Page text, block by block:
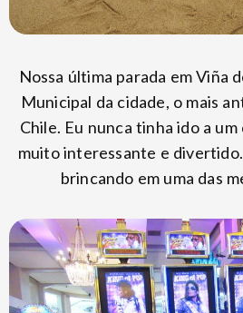
Nossa última parada em Viña
Municipal da cidade, o mais
Chile. Eu nunca tinha ido a
muito interessante e
brincando em uma das